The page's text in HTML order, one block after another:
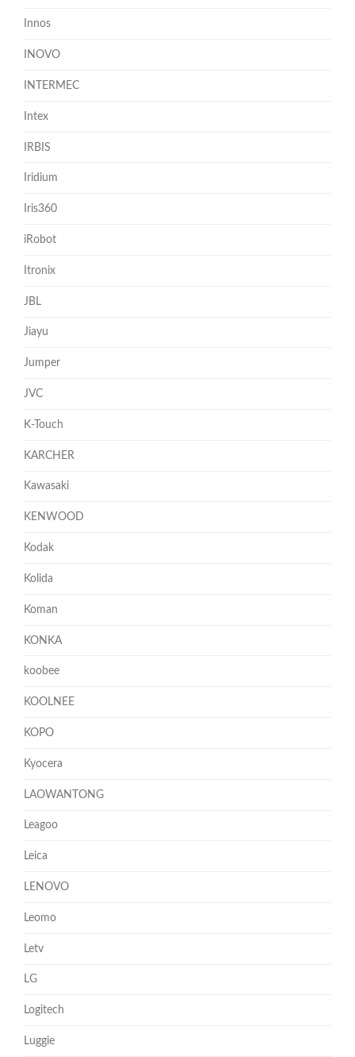
Innos
INOVO
INTERMEC
Intex
IRBIS
Iridium
Iris360
iRobot
Itronix
JBL
Jiayu
Jumper
JVC
K-Touch
KARCHER
Kawasaki
KENWOOD
Kodak
Kolida
Koman
KONKA
koobee
KOOLNEE
KOPO
Kyocera
LAOWANTONG
Leagoo
Leica
LENOVO
Leomo
Letv
LG
Logitech
Luggie